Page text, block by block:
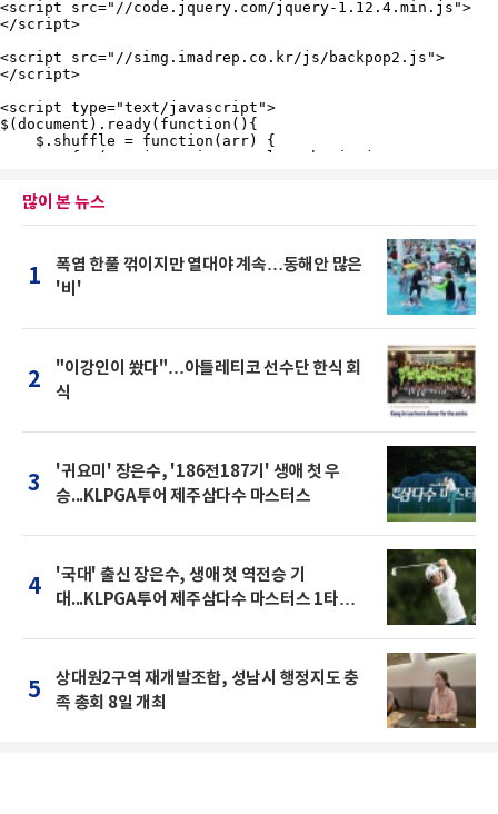
많이 본 뉴스
1
폭염 한풀 꺾이지만 열대야 계속…동해안 많은
'비'
2
"이강인이 쐈다"…아틀레티코 선수단 한식 회
식
3
'귀요미' 장은수, '186전187기' 생애 첫 우
승...KLPGA투어 제주삼다수 마스터스
4
'국대' 출신 장은수, 생애 첫 역전승 기
대...KLPGA투어 제주삼다수 마스터스 1타차
5
상대원2구역 재개발조합, 성남시 행정지도 충
족 총회 8일 개최